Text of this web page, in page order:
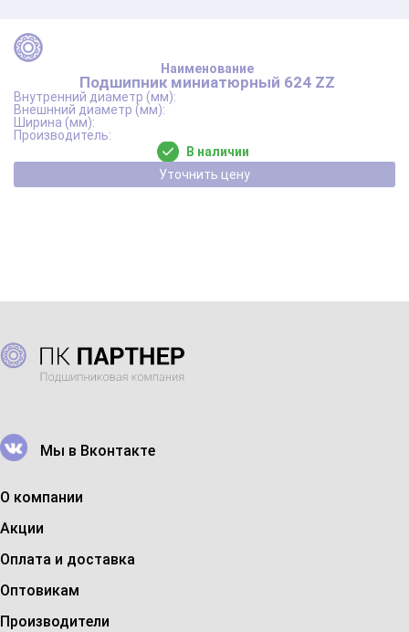
Подшипник миниатюрный 624 ZZ
В наличии
Уточнить цену
Мы в Вконтакте
О компании
Акции
Оплата и доставка
Оптовикам
Производители